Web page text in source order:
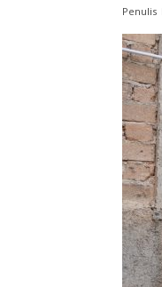
Penulis